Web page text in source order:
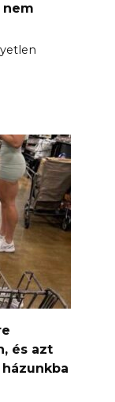
nem
és azt
házunkba